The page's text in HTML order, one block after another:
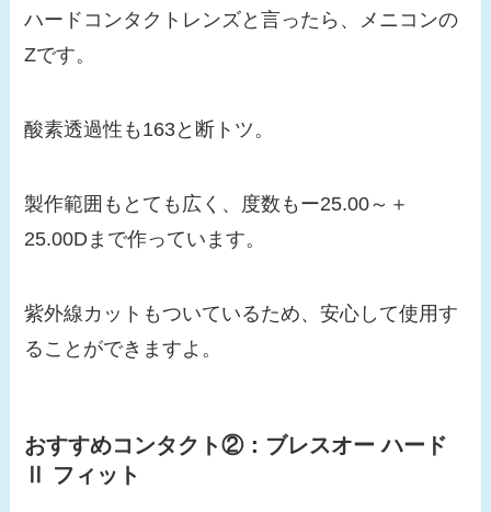
ハードコンタクトレンズと言ったら、メニコンの
Zです。
酸素透過性も163と断トツ。
製作範囲もとても広く、度数もー25.00～＋
25.00Dまで作っています。
紫外線カットもついているため、安心して使用す
ることができますよ。
おすすめコンタクト②：ブレスオー ハード
Ⅱ フィット